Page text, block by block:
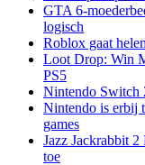
GTA 6-
logisch
Roblox gaat
Loot Drop: Win
PS5
Nintendo Switch
Nintendo is erbij
games
Jazz Jackrabbit
toe